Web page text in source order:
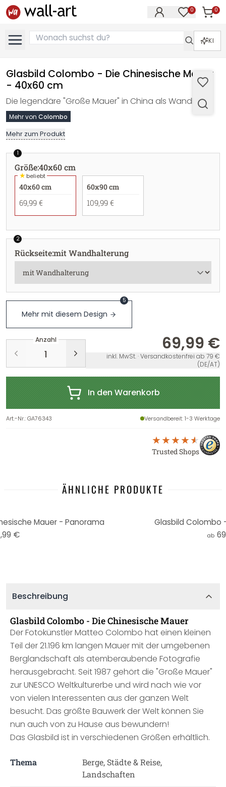
0 0
KI
Glasbild Colombo - Die Chinesische Mauer
- 40x60 cm
Die legendäre "Große Mauer" in China als Wandbild.
Mehr von Colombo
Mehr zum Produkt
1
Größe:40x60 cm
★beliebt
40x60 cm
69,99 €
60x90 cm
109,99 €
2
Rückseite:mit Wandhalterung
Mehr mit diesem Design
5
Anzahl 69,99 €
inkl. MwSt. · Versandkostenfrei ab 79 €
(DE/AT)
In den Warenkorb
Art.-Nr.:GA76343 Versandbereit: 1-3 Werktage
Trusted Shops
ÄHNLICHE PRODUKTE
Mauer - Panorama
€
Glasbild Colombo
ab
Beschreibung
Glasbild Colombo - Die Chinesische Mauer
Der Fotokünstler Matteo Colombo hat einen kleinen
Teil der 21.196 km langen Mauer mit der umgebenen
Berglandschaft als atemberaubende Fotografie
herausgebracht. Seit 1987 gehört die "Große Mauer"
zur UNESCO Weltkulturerbe und wird nach wie vor
von vielen Interessenten aus der ganzen Welt
besucht. Das größte Bauwerk der Welt können Sie
nun auch von zu Hause aus bewundern!
Das Glasbild ist in verschiedenen Größen erhältlich.
Thema
Berge, Städte & Reise,
Landschaften